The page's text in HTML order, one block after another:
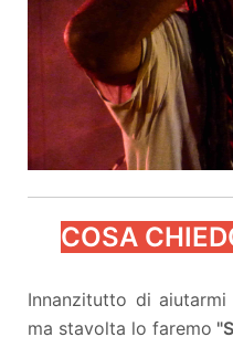
COSA
Innanzitutto di
ma stavolta lo faremo